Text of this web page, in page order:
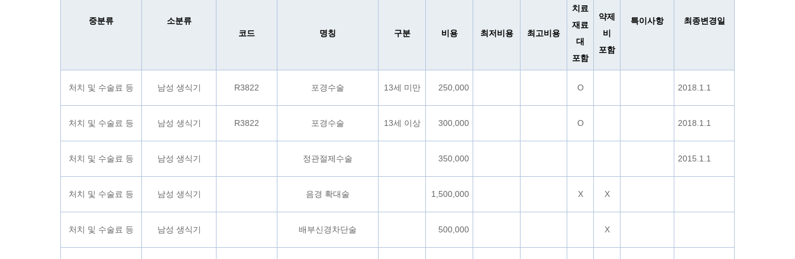
중분류 소분류 특이사항
최종변경일
코드
명칭 구분 비용 최저비용 최고비용
치료
재료
대
포함
약제
비
포함
처치 및 수술료 등 남성 생식기 R3822 포경수술 13세 미만 250,000 O 2018.1.1
처치 및 수술료 등 남성 생식기 R3822 포경수술 13세 이상 300,000 O 2018.1.1
처치 및 수술료 등 남성 생식기 정관절제수술 350,000 2015.1.1
처치 및 수술료 등 남성 생식기 음경 확대술 1,500,000 X X
처치 및 수술료 등 남성 생식기 배부신경차단술 500,000 X